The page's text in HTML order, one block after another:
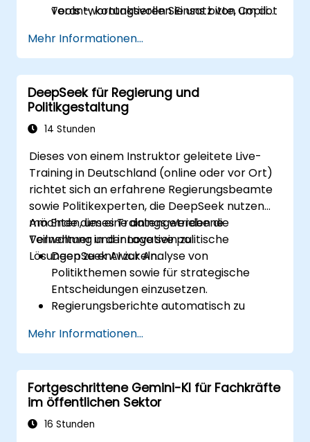
verantwortungsvollen Einsatz von Copilot
befolgen.
Tools –, kontaktieren Sie uns bitte, um die
Mehr Informationen...
DeepSeek für Regierung und
Politikgestaltung
14 Stunden
Dieses von einem Instruktor geleitete Live-
Training in Deutschland (online oder vor Ort)
richtet sich an erfahrene Regierungsbeamte
sowie Politikexperten, die DeepSeek nutzen
möchten, um eine datengetriebene
Verwaltung und innovative politische
Lösungen zu entwickeln.
Am Ende dieses Trainings werden die
Teilnehmer in der Lage sein zu:
DeepSeek AI zur Analyse von
Politikthemen sowie für strategische
Entscheidungen einzusetzen.
Regierungsberichte automatisch zu
Daten zu erhöhen.
Durch KI gewonnene Erkenntnisse zur
Förderung der Innovation im öffentlichen
Sektor anzuwenden.
Mit mithilfe von KI-gestützten Lösungen
die Bürgerbeteiligung zu stärken.
Mehr Informationen...
Fortgeschrittene Gemini-KI für Fachkräfte
im öffentlichen Sektor
16 Stunden